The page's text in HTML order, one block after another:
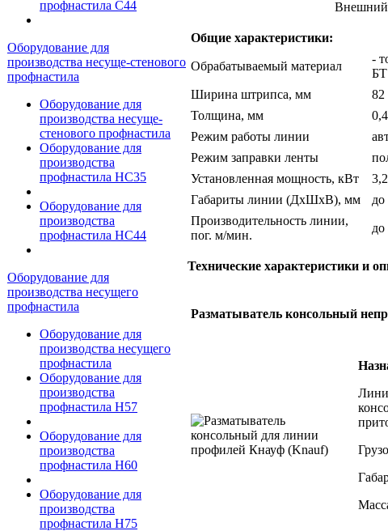
профнастила С44
Оборудование для
производства несуще-стенового
профнастила
Оборудование для
производства несуще-
стенового профнастила
Оборудование для
производства
профнастила НС35
Оборудование для
производства
профнастила НС44
Оборудование для
производства несущего
профнастила
Оборудование для
производства несущего
профнастила
Оборудование для
производства
профнастила Н57
Оборудование для
производства
профнастила Н60
Оборудование для
производства
профнастила Н75
Внешний
Общие характеристики:
Обрабатываемый материал
-
Ширина штрипса, мм
82
Толщина, мм
Режим работы линии
Режим заправки ленты
Установленная мощность, кВт
3,2
Габариты линии (ДхШхВ), мм
Производительность линии,
пог. м/мин.
до
Технические характеристики и
Разматыватель консольный